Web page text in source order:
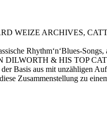
WEIZE ARCHIVES,
Rhythm‘n‘Blues-
& HIS TOP
Basis aus mit unzähligen
Zusammenstellung zu